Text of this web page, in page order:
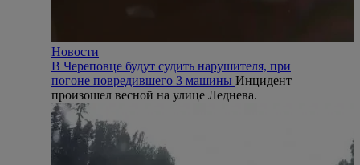
Новости
В Череповце будут судить нарушителя, при
погоне повредившего 3 машины Инцидент
произошел весной на улице Леднева.